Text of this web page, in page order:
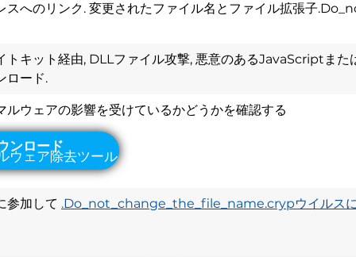
スへのリンク. 変更されたファイル名とファイル拡張子
トキット経由, DLLファイル攻撃, 悪意のあるJavaScriptま
ロード.
ルウェアの影響を受けているかどうかを確認する
参加して .Do_not_change_the_file_name.crypウイルスに